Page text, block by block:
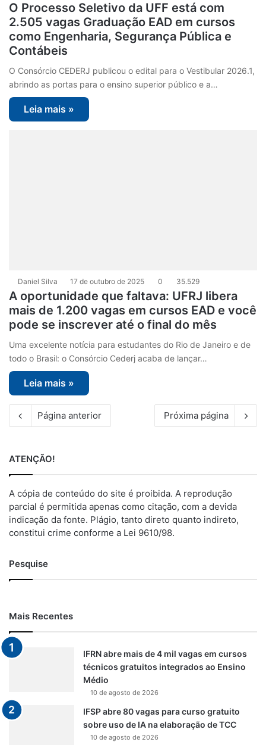
O Processo Seletivo da UFF está com
2.505 vagas Graduação EAD em cursos
como Engenharia, Segurança Pública e
Contábeis
O Consórcio CEDERJ publicou o edital para o Vestibular 2026.1,
abrindo as portas para o ensino superior público e a…
Leia mais »
Daniel Silva 17 de outubro de 2025 0 35.529
A oportunidade que faltava: UFRJ libera
mais de 1.200 vagas em cursos EAD e você
pode se inscrever até o final do mês
Uma excelente notícia para estudantes do Rio de Janeiro e de
todo o Brasil: o Consórcio Cederj acaba de lançar…
Leia mais »
Página anterior Próxima página
ATENÇÃO!
A cópia de conteúdo do site é proibida. A reprodução
parcial é permitida apenas como citação, com a devida
indicação da fonte. Plágio, tanto direto quanto indireto,
constitui crime conforme a Lei 9610/98.
Pesquise
Mais Recentes
IFRN abre mais de 4 mil vagas em cursos
técnicos gratuitos integrados ao Ensino
Médio
10 de agosto de 2026
IFSP abre 80 vagas para curso gratuito
sobre uso de IA na elaboração de TCC
10 de agosto de 2026